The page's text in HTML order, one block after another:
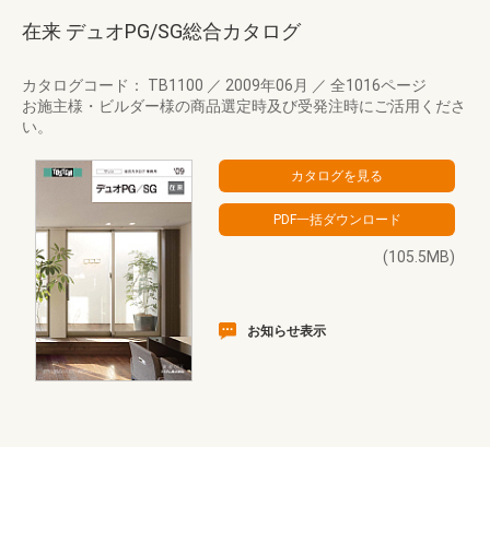
在来 デュオPG/SG総合カタログ
カタログコード： TB1100 ／ 2009年06月 ／ 全1016ページ
お施主様・ビルダー様の商品選定時及び受発注時にご活用くださ
い。
(105.5MB)
お知らせ表示